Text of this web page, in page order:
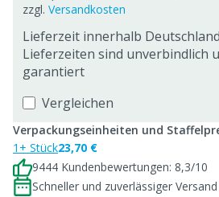
zzgl. Versandkosten
Lieferzeit innerhalb
Lieferzeiten sind unverbindlich
garantiert
Vergleichen
Verpackungseinheiten und
1+ Stück23,70 €
9444 Kundenbewertungen: 8,3/10
Schneller und zuverlässiger Versand